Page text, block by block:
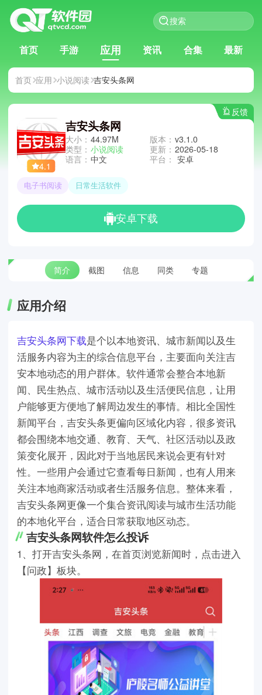
首页 手游 应用 资讯 合集 最新
首页 应用 小说阅读 吉安头条网
反馈
4.1
吉安头条网
大小： 44.97M
类型： 小说阅读
语言： 中文
版本： v3.1.0
更新： 2026-05-18
平台： 安卓
电子书阅读 日常生活软件
安卓下载
简介 截图 信息 同类 专题
应用介绍
吉安头条网下载是个以本地资讯、城市新闻以及生
活服务内容为主的综合信息平台，主要面向关注吉
安本地动态的用户群体。软件通常会整合本地新
闻、民生热点、城市活动以及生活便民信息，让用
户能够更方便地了解周边发生的事情。相比全国性
新闻平台，吉安头条更偏向区域化内容，很多资讯
都会围绕本地交通、教育、天气、社区活动以及政
策变化展开，因此对于当地居民来说会更有针对
性。一些用户会通过它查看每日新闻，也有人用来
关注本地商家活动或者生活服务信息。整体来看，
吉安头条网更像一个集合资讯阅读与城市生活功能
的本地化平台，适合日常获取地区动态。
吉安头条网软件怎么投诉
1、打开吉安头条网，在首页浏览新闻时，点击进入
【问政】板块。